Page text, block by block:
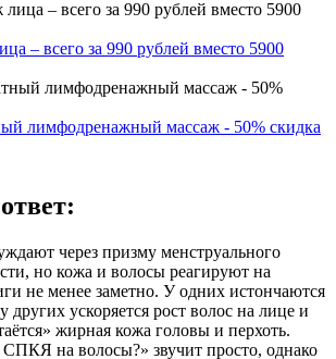
– всего за 990 рублей вместо 5900
лимфодренажный массаж - 50% скидка
через призму менструального
но кожа и волосы реагируют на
не менее заметно. У одних истончаются
других ускоряется рост волос на лице и
жирная кожа головы и перхоть.
на волосы?» звучит просто, однако